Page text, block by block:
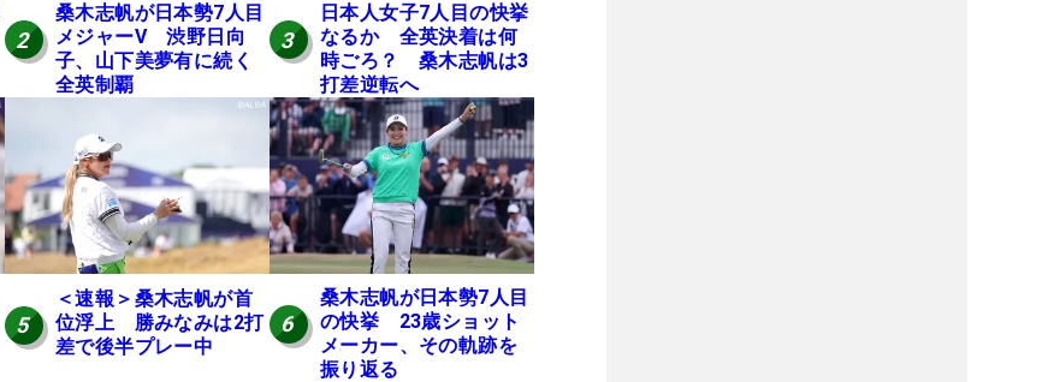
2
桑木志帆が日本勢7人目
メジャーV 渋野日向
子、山下美夢有に続く
全英制覇
3
日本人女子7人目の快挙
なるか 全英決着は何
時ごろ？ 桑木志帆は3
打差逆転へ
5
＜速報＞桑木志帆が首
位浮上 勝みなみは2打
差で後半プレー中
6
桑木志帆が日本勢7人目
の快挙 23歳ショット
メーカー、その軌跡を
振り返る